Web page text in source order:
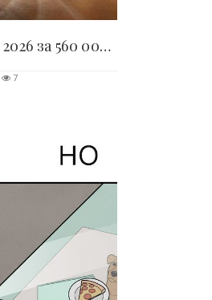
Бизнес-седан MG5 2026 за 560 000 рублей выпустили..
7